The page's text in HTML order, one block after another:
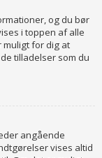
og du bør
i toppen af alle
muligt for dig at
tilladelser som du
angående
vises altid